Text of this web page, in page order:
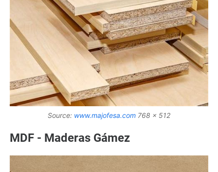
Source: www.majofesa.com 768 x 512
MDF - Maderas Gámez